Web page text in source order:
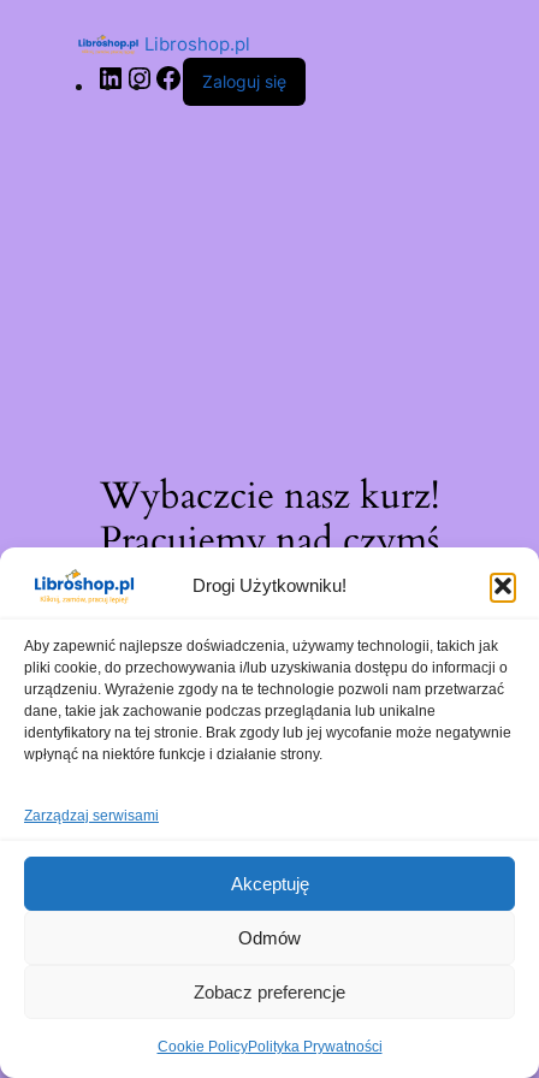
Drogi Użytkowniku!
Aby zapewnić najlepsze doświadczenia, używamy technologii, takich jak
pliki cookie, do przechowywania i/lub uzyskiwania dostępu do informacji o
urządzeniu. Wyrażenie zgody na te technologie pozwoli nam przetwarzać
dane, takie jak zachowanie podczas przeglądania lub unikalne
identyfikatory na tej stronie. Brak zgody lub jej wycofanie może negatywnie
wpłynąć na niektóre funkcje i działanie strony.
Zarządzaj serwisami
Akceptuję
Odmów
Zobacz preferencje
Cookie PolicyPolityka Prywatności
Libroshop.pl
Zaloguj się
Wybaczcie nasz kurz!
Pracujemy nad czymś
niesamowitym – sprawdź
wkrótce!